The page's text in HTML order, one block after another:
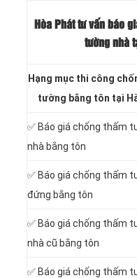
Hòa Phát tư vấn báo
tường nhà
Hạng mục thi công
tường bằng tôn tại
✅ Báo giá chống thấm
nhà bằng tôn
✅ Báo giá chống thấm
đứng bằng tôn
✅ Báo giá chống thấm
nhà cũ bằng tôn
✅ Báo giá chống thấm